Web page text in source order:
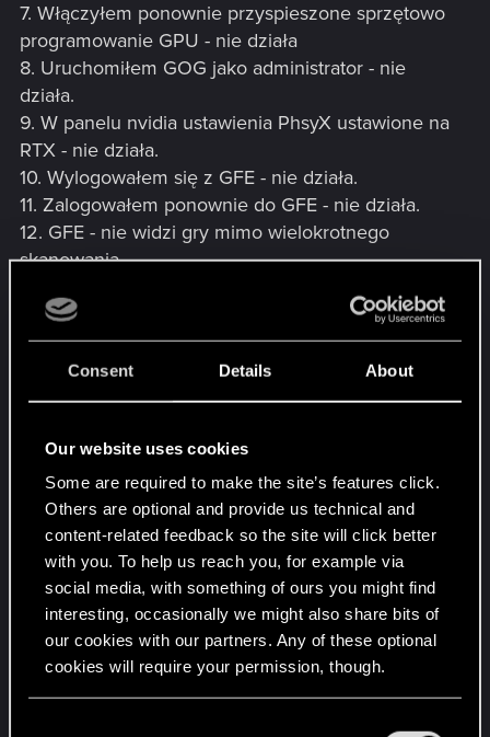
Consent Details About
Our website uses cookies
Some are required to make the site’s features click.
Others are optional and provide us technical and
content-related feedback so the site will click better
with you. To help us reach you, for example via
social media, with something of ours you might find
interesting, occasionally we might also share bits of
our cookies with our partners. Any of these optional
cookies will require your permission, though.
7. Włączyłem ponownie przyspieszone sprzętowo
programowanie GPU - nie działa
8. Uruchomiłem GOG jako administrator - nie
działa.
9. W panelu nvidia ustawienia PhsyX ustawione na
RTX - nie działa.
10. Wylogowałem się z GFE - nie działa.
11. Zalogowałem ponownie do GFE - nie działa.
12. GFE - nie widzi gry mimo wielokrotnego
skanowania.
nie działa.
14. W innych grach jak jest dostępne DLSS, RT,
reflex działa, ale w cyberpunk 2077 nie.
15. Użyłem DDU dla czystej instalacji sterowników
16. Patrzyłem na forum i robiłem różne inne kroki
i problem nadal występuje.
WIem, że temat był poruszany, ale napisałem
nowy z frustracji by temat był zauważony. Gdy
miałem RTX 3070ti było tak samo i
skontaktowałem się z suppoertem. Brak
odpowiedzi.
Proszę o pomoc.
Pozdrawiam.
Last edited:Aug 7, 2023